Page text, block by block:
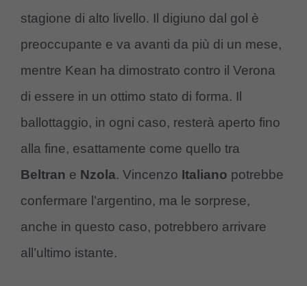
stagione di alto livello. Il digiuno dal gol è
preoccupante e va avanti da più di un mese,
mentre Kean ha dimostrato contro il Verona
di essere in un ottimo stato di forma. Il
ballottaggio, in ogni caso, resterà aperto fino
alla fine, esattamente come quello tra
Beltran e Nzola. Vincenzo Italiano potrebbe
confermare l’argentino, ma le sorprese,
anche in questo caso, potrebbero arrivare
all’ultimo istante.